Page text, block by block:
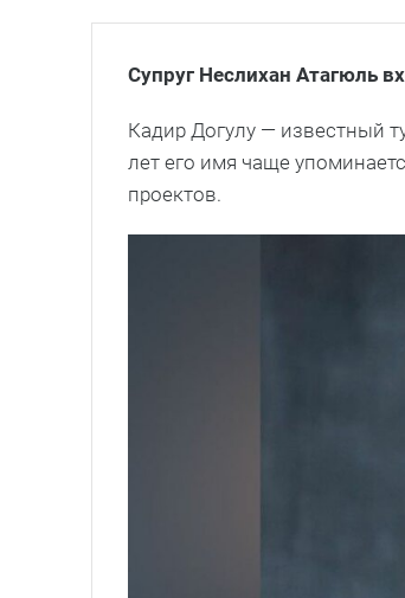
Супруг Неслихан Атагюль
Кадир Догулу — известный
лет его имя чаще
проектов.